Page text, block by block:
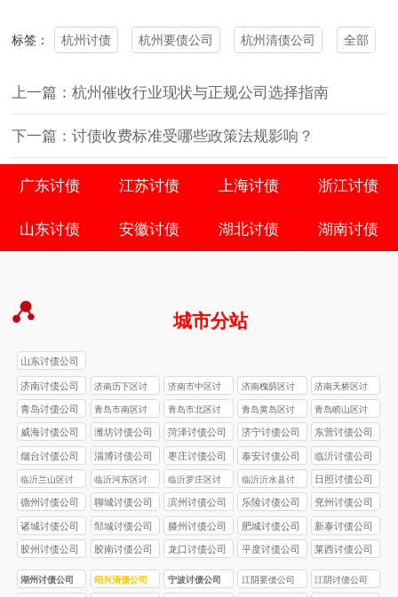
标签： 杭州讨债 杭州要债公司 杭州清债公司 全部
上一篇：杭州催收行业现状与正规公司选择指南
下一篇：讨债收费标准受哪些政策法规影响？
广东讨债 江苏讨债 上海讨债 浙江讨债
山东讨债 安徽讨债 湖北讨债 湖南讨债
城市分站
山东讨债公司
济南讨债公司
济南历下区讨
债公司
济南市中区讨
债公司
济南槐荫区讨
债公司
济南天桥区讨
债公司
青岛讨债公司
青岛市南区讨
债公司
青岛市北区讨
债公司
青岛黄岛区讨
债公司
青岛崂山区讨
债公司
威海讨债公司 潍坊讨债公司 菏泽讨债公司 济宁讨债公司 东营讨债公司
烟台讨债公司 淄博讨债公司 枣庄讨债公司 泰安讨债公司 临沂讨债公司
临沂兰山区讨
债公司
临沂河东区讨
债公司
临沂罗庄区讨
债公司
临沂沂水县讨
债公司
日照讨债公司
德州讨债公司 聊城讨债公司 滨州讨债公司 乐陵讨债公司 兖州讨债公司
诸城讨债公司 邹城讨债公司 滕州讨债公司 肥城讨债公司 新泰讨债公司
胶州讨债公司 胶南讨债公司 龙口讨债公司 平度讨债公司 莱西讨债公司
湖州讨债公司 绍兴清债公司 宁波讨债公司 江阴要债公司 江阴讨债公司